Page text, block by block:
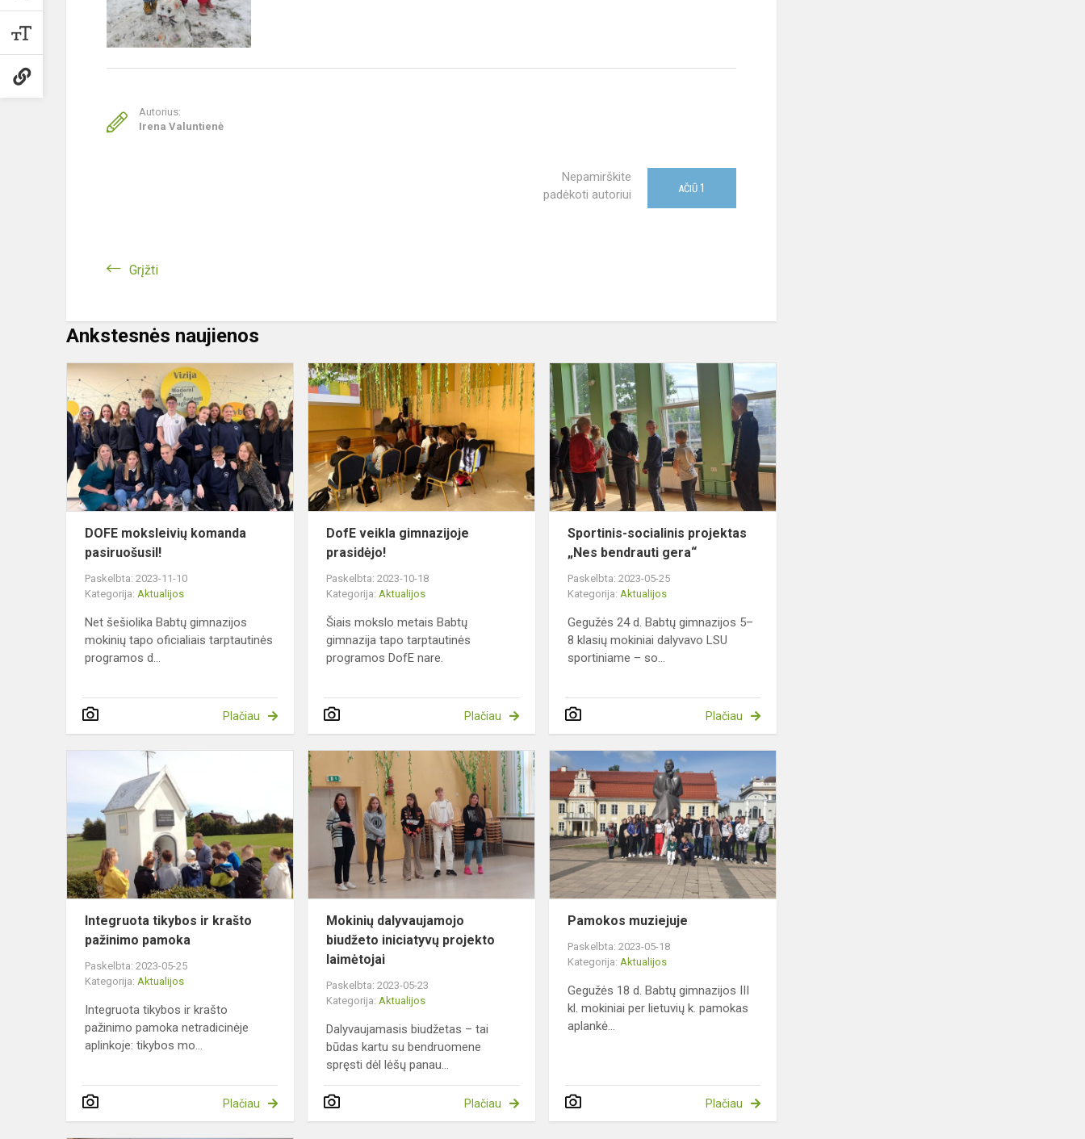
Autorius:
Irena Valuntienė
Nepamirškite
padėkoti autoriui
AČIŪ 1
Grįžti
Ankstesnės naujienos
DOFE
moksleivių
komanda
pasiruošusiI!
DOFE moksleivių komanda
pasiruošusiI!
Paskelbta: 2023-11-10
Kategorija: Aktualijos
Net šešiolika Babtų gimnazijos
mokinių tapo oficialiais tarptautinės
programos d...
Plačiau
DofE
veikla
gimnazijoje
prasidėjo!
DofE veikla gimnazijoje
prasidėjo!
Paskelbta: 2023-10-18
Kategorija:Aktualijos
Šiais mokslo metais Babtų
gimnazija tapo tarptautinės
programos DofE nare.
Plačiau
socialinis
projektas
„Nes
gera“
Sportinis-socialinis projektas
„Nes bendrauti gera“
Paskelbta: 2023-05-25
Kategorija:Aktualijos
Gegužės 24 d. Babtų gimnazijos 5–
8 klasių mokiniai dalyvavo LSU
sportiniame – so...
Plačiau
Integruota
tikybos
krašto
pažinimo
pamoka
Integruota tikybos ir krašto
pažinimo pamoka
Paskelbta: 2023-05-25
Kategorija: Aktualijos
Integruota tikybos ir krašto
pažinimo pamoka netradicinėje
aplinkoje: tikybos mo...
Plačiau
Mokinių
dalyvaujamojo
biudžeto
iniciatyvų
projekto
laimėtoj...
Mokinių dalyvaujamojo
biudžeto iniciatyvų projekto
laimėtojai
Paskelbta: 2023-05-23
Kategorija:Aktualijos
Dalyvaujamasis biudžetas – tai
būdas kartu su bendruomene
spręsti dėl lėšų panau...
Plačiau
muziejuje
Pamokos muziejuje
Paskelbta: 2023-05-18
Kategorija:Aktualijos
Gegužės 18 d. Babtų gimnazijos III
kl. mokiniai per lietuvių k. pamokas
aplankė...
Plačiau